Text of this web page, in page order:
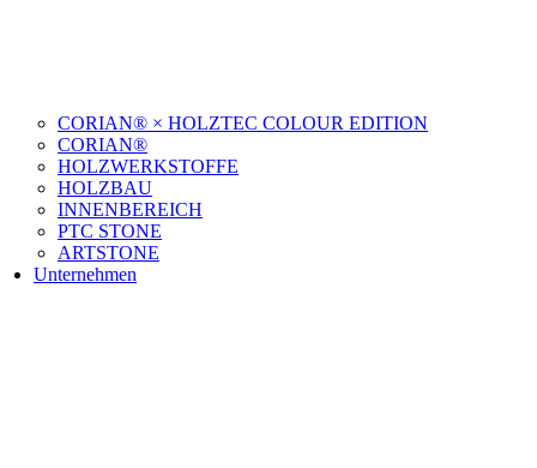
CORIAN® × HOLZTEC COLOUR EDITION
CORIAN®
HOLZWERKSTOFFE
HOLZBAU
INNENBEREICH
PTC STONE
ARTSTONE
Unternehmen